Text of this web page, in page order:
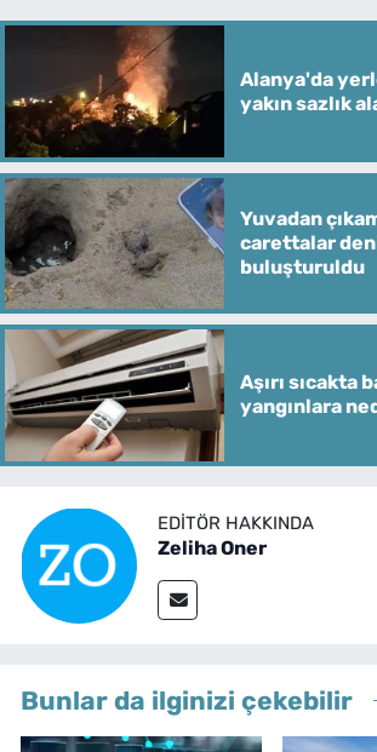
Alanya'da
yakın sazlık
Yuvadan
carettalar
buluşturuldu
Aşırı sıcakta
yangınlara
EDITÖR HAKKINDA
Zeliha Oner
Bunlar da ilginizi çekebilir